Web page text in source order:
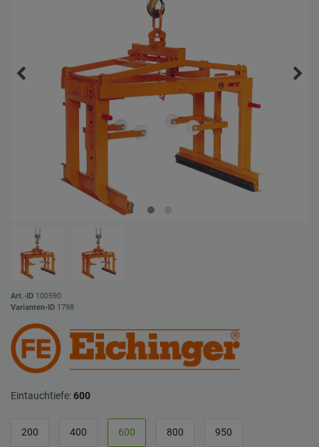
Art.-ID 100590
Varianten-ID 1798
Eintauchtiefe:600
200 400 600 800 950